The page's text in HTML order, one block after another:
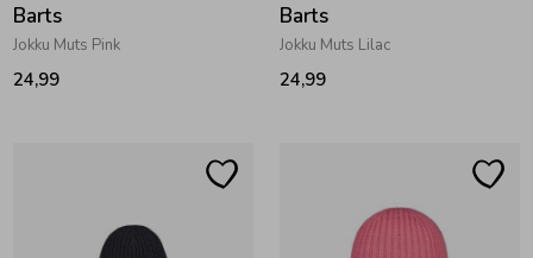
Winteraccessoires
Barts
Jokku Muts Pink
24,99
Barts
Jokku Muts Lilac
24,99